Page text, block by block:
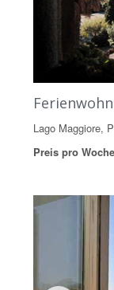
Lago Maggiore,
Preis pro Woche